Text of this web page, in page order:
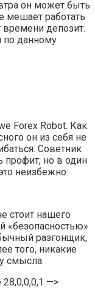
он может быть
мешает работать
времени депозит.
по данному
Forex Robot. Как
он из себя не
Советник
профит, но в один
неизбежно.
стоит нашего
«безопасностью»
разгонщик,
того, никакие
смысла.
—>